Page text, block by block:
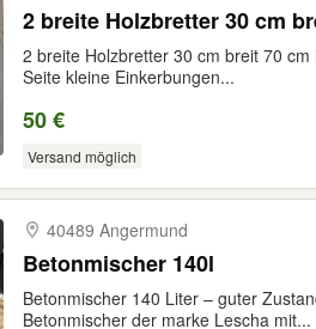
2 breite Holzbretter 30 cm
2 breite Holzbretter 30 cm breit 70
Seite kleine Einkerbungen...
50 €
Versand möglich
40489 Angermund
Betonmischer 140l
Betonmischer 140 Liter – guter
Betonmischer der marke Lescha mit...